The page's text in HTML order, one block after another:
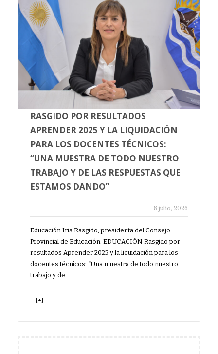
RASGIDO POR RESULTADOS
APRENDER 2025 Y LA LIQUIDACIÓN
PARA LOS DOCENTES TÉCNICOS:
“UNA MUESTRA DE TODO NUESTRO
TRABAJO Y DE LAS RESPUESTAS QUE
ESTAMOS DANDO”
8 julio, 2026
Educación Iris Rasgido, presidenta del Consejo
Provincial de Educación. EDUCACIÓN Rasgido por
resultados Aprender 2025 y la liquidación para los
docentes técnicos: “Una muestra de todo nuestro
trabajo y de…
[+]